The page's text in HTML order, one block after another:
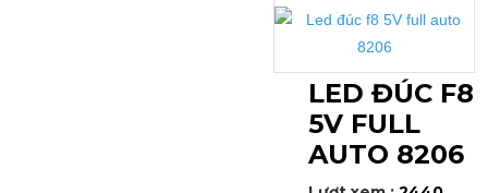
LED ĐÚC F8
5V FULL
AUTO 8206